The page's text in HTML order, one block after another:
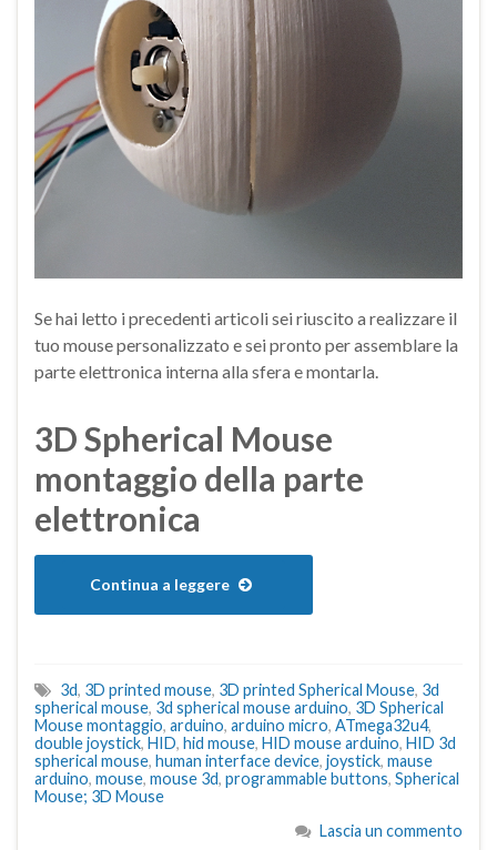
Se hai letto i precedenti articoli sei riuscito a realizzare il
tuo mouse personalizzato e sei pronto per assemblare la
parte elettronica interna alla sfera e montarla.
3D Spherical Mouse
montaggio della parte
elettronica
Continua a leggere
3d, 3D printed mouse, 3D printed Spherical Mouse, 3d
spherical mouse, 3d spherical mouse arduino, 3D Spherical
Mouse montaggio, arduino, arduino micro, ATmega32u4,
double joystick, HID, hid mouse, HID mouse arduino, HID 3d
spherical mouse, human interface device, joystick, mause
arduino, mouse, mouse 3d, programmable buttons, Spherical
Mouse; 3D Mouse
Lascia un commento